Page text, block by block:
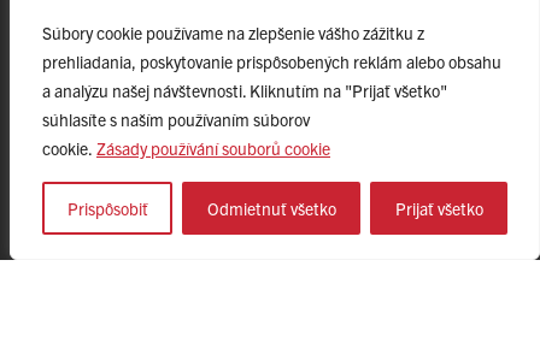
Súbory cookie používame na zlepšenie vášho zážitku z
prehliadania, poskytovanie prispôsobených reklám alebo obsahu
a analýzu našej návštevnosti. Kliknutím na "Prijať všetko"
súhlasíte s naším používaním súborov
cookie. Zásady používání souborů cookie
Prispôsobiť Odmietnuť všetko Prijať všetko
Postdoktorandské pozíce
Projekty
Špičkové tímy
TIP-UPJŠ
Evidencia publikačnej činnosti
Habilitačné a vymenúvacie konania